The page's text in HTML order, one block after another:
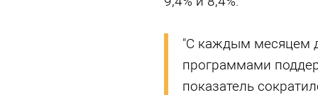
"С каждым месяцем
программами
показатель